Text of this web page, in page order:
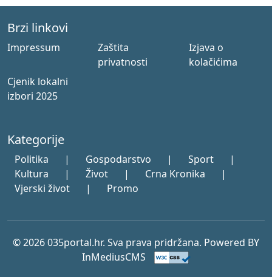
Brzi linkovi
Impressum
Zaštita
privatnosti
Izjava o
kolačićima
Cjenik lokalni
izbori 2025
Kategorije
Politika | Gospodarstvo | Sport
|
Kultura
| Život | Crna Kronika
|
Vjerski život
| Promo
© 2026 035portal.hr. Sva prava pridržana. Powered BY
InMediusCMS